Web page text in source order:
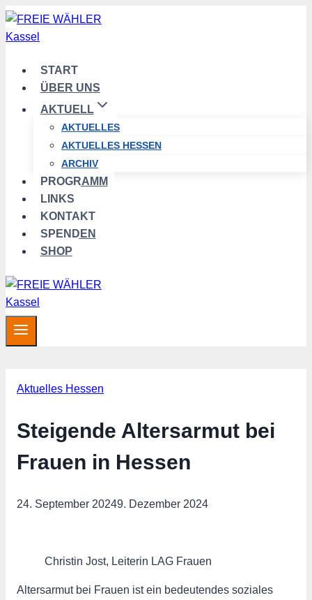
Zum
Inhalt
START
ÜBER UNS
AKTUELL
AKTUELLES
AKTUELLES HESSEN
ARCHIV
PROGRAMM
LINKS
KONTAKT
SPENDEN
SHOP
Aktuelles Hessen
Steigende Altersarmut bei
Frauen in Hessen
24. September 20249. Dezember 2024
Christin Jost, Leiterin LAG Frauen
Altersarmut bei Frauen ist ein bedeutendes soziales